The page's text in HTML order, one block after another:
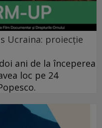
Ucraina: proiecție
ani de la începerea
loc pe 24